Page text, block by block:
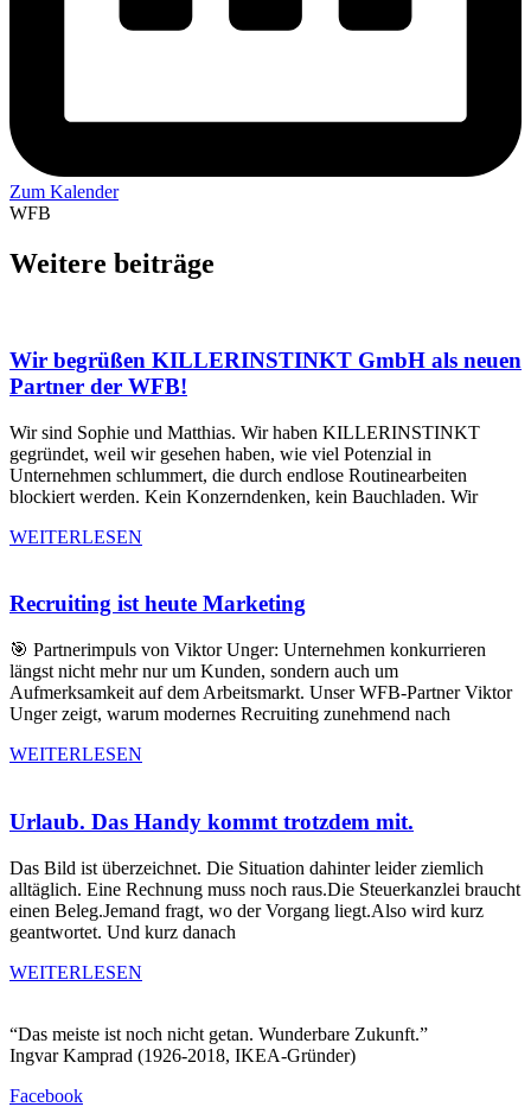
Zum Kalender
WFB
Weitere beiträge
Wir begrüßen KILLERINSTINKT GmbH als neuen
Partner der WFB!
Wir sind Sophie und Matthias. Wir haben KILLERINSTINKT
gegründet, weil wir gesehen haben, wie viel Potenzial in
Unternehmen schlummert, die durch endlose Routinearbeiten
blockiert werden. Kein Konzerndenken, kein Bauchladen. Wir
WEITERLESEN
Recruiting ist heute Marketing
🎯 Partnerimpuls von Viktor Unger: Unternehmen konkurrieren
längst nicht mehr nur um Kunden, sondern auch um
Aufmerksamkeit auf dem Arbeitsmarkt. Unser WFB-Partner Viktor
Unger zeigt, warum modernes Recruiting zunehmend nach
WEITERLESEN
Urlaub. Das Handy kommt trotzdem mit.
Das Bild ist überzeichnet. Die Situation dahinter leider ziemlich
alltäglich. Eine Rechnung muss noch raus.Die Steuerkanzlei braucht
einen Beleg.Jemand fragt, wo der Vorgang liegt.Also wird kurz
geantwortet. Und kurz danach
WEITERLESEN
“Das meiste ist noch nicht getan. Wunderbare Zukunft.”
Ingvar Kamprad (1926-2018, IKEA-Gründer)
Facebook